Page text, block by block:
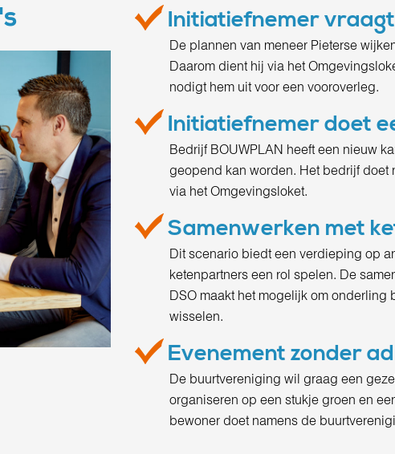
Initiatiefnemer
De plannen van meneer Pieterse
Daarom dient hij via het
nodigt hem uit voor een vooroverleg.
Initiatiefnemer doet
Bedrijf BOUWPLAN heeft een nieuw
geopend kan worden. Het bedrijf
via het Omgevingsloket.
Samenwerken met
Dit scenario biedt een verdieping op
ketenpartners een rol spelen. De
DSO maakt het mogelijk om onderling
wisselen.
Evenement zonder
De buurtvereniging wil graag een
organiseren op een stukje groen en
bewoner doet namens de